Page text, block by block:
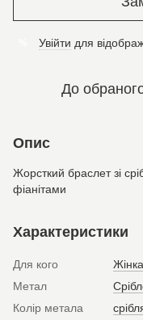
Увійти для
До
Опис
Жорсткий браслет зі
фіанітами
Характеристики
Для кого
Метал
Колір метала